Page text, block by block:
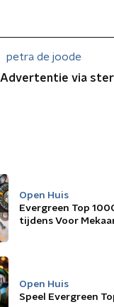
petra de joode
Advertentie via
Open Huis
Evergreen Top
tijdens Voor
Open Huis
Speel Evergreen